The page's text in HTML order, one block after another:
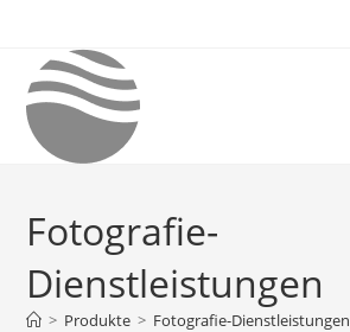
springen
Fotografie-
Dienstleistungen
> Produkte > Fotografie-Dienstleistungen